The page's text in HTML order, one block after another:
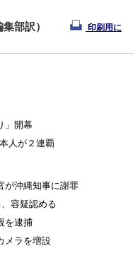
部訳）
印刷用に
」開幕
人が２連覇
が沖縄知事に謝罪
容疑認める
を逮捕
メラを増設